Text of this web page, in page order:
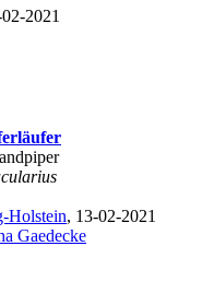
2021
Holstein, 13-02-2021
Gaedecke